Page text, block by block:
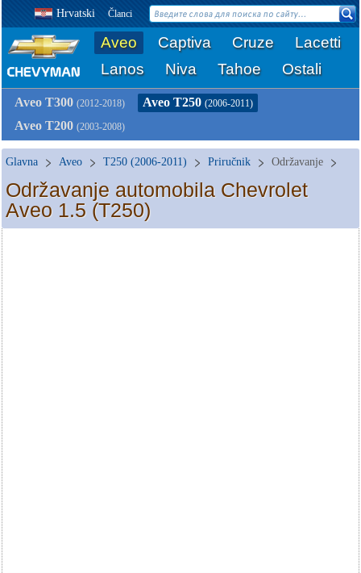
Hrvatski Članci
Aveo Captiva Cruze
Lacetti
Lanos
Niva Tahoe Ostali
Aveo T300 (2012-2018) Aveo T250 (2006-2011)
Aveo T200 (2003-2008)
Glavna Aveo T250 (2006-2011) Priručnik Održavanje
Održavanje automobila Chevrolet
Aveo 1.5 (T250)